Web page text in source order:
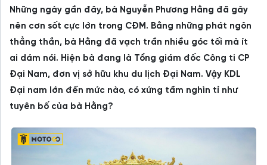
Những ngày gần đây, bà Nguyễn Phương Hằng đã gây
nên cơn sốt cực lớn trong CĐM. Bằng những phát ngôn
thẳng thắn, bà Hằng đã vạch trần nhiều góc tối mà ít
ai dám nói. Hiện bà đang là Tổng giám đốc Công ti CP
Đại Nam, đơn vị sở hữu khu du lịch Đại Nam. Vậy KDL
Đại nam lớn đến mức nào, có xứng tầm nghìn tỉ như
tuyên bố của bà Hằng?